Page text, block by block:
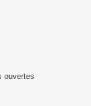
ouvertes